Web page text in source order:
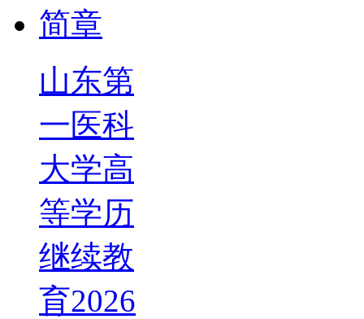
山东第
一医科
大学高
等学历
继续教
育2026